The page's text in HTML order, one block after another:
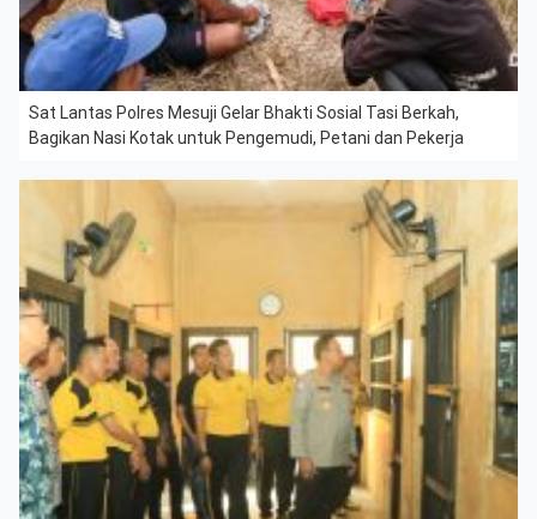
Sat Lantas Polres Mesuji Gelar Bhakti Sosial Tasi Berkah,
Bagikan Nasi Kotak untuk Pengemudi, Petani dan Pekerja